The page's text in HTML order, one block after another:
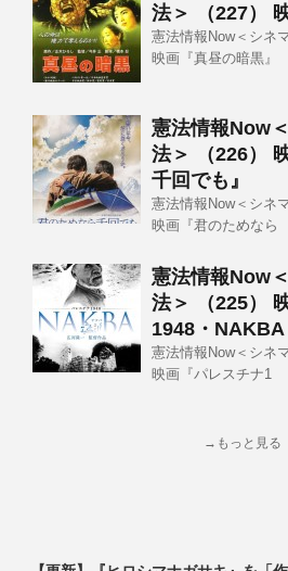
法＞ （227）
憲法情報Now＜シネ
映画『真昼の暗黒』
憲法情報Now
法＞ （226）
千回でも』
憲法情報Now＜シネ
映画『君のためなら
憲法情報Now
法＞ （225）
1948・NAKBA
憲法情報Now＜シネ
映画『パレスチナ1
→もっと見る